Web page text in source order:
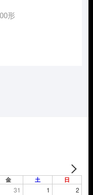
形
金 土 日
31 1 2